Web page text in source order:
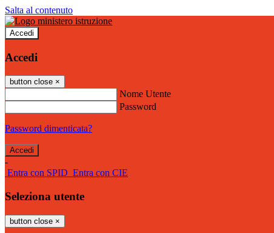
Salta al contenuto
Accedi
Accedi
button close ×
Nome Utente
Password
Password dimenticata?
-
Entra con SPID Entra con CIE
Seleziona utente
button close ×